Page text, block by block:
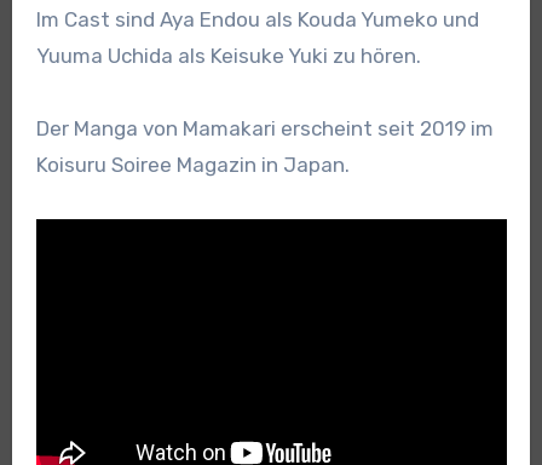
Im Cast sind Aya Endou als Kouda Yumeko und
Yuuma Uchida als Keisuke Yuki zu hören.
Der Manga von Mamakari erscheint seit 2019 im
Koisuru Soiree Magazin in Japan.